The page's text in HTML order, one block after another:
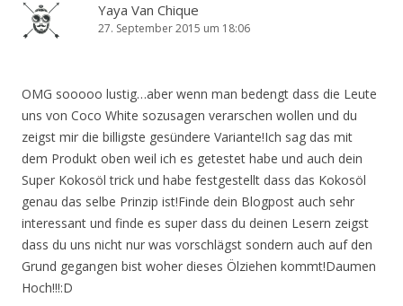
Yaya Van Chique
27. September 2015 um 18:06
OMG sooooo lustig…aber wenn man bedengt dass die Leute
uns von Coco White sozusagen verarschen wollen und du
zeigst mir die billigste gesündere Variante!Ich sag das mit
dem Produkt oben weil ich es getestet habe und auch dein
Super Kokosöl trick und habe festgestellt dass das Kokosöl
genau das selbe Prinzip ist!Finde dein Blogpost auch sehr
interessant und finde es super dass du deinen Lesern zeigst
dass du uns nicht nur was vorschlägst sondern auch auf den
Grund gegangen bist woher dieses Ölziehen kommt!Daumen
Hoch!!!:D